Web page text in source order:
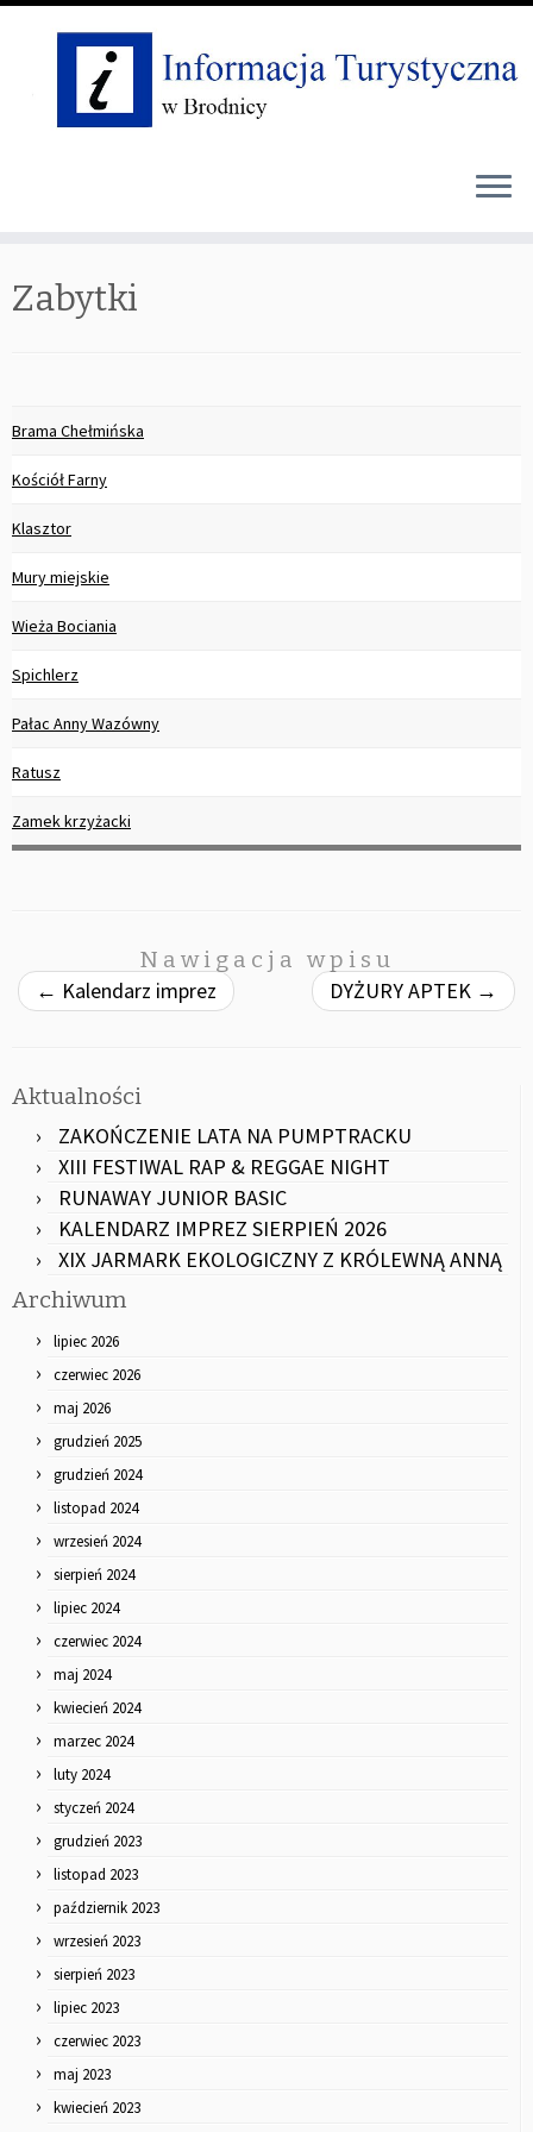
toZabytki
Brama Chełmińska
Kościół Farny
Klasztor
Mury miejskie
Wieża Bociania
Spichlerz
Pałac Anny Wazówny
Ratusz
Zamek krzyżacki
Nawigacja wpisu
← Kalendarz imprez DYŻURY APTEK →
Aktualności
ZAKOŃCZENIE LATA NA PUMPTRACKU
XIII FESTIWAL RAP & REGGAE NIGHT
RUNAWAY JUNIOR BASIC
KALENDARZ IMPREZ SIERPIEŃ 2026
XIX JARMARK EKOLOGICZNY Z KRÓLEWNĄ ANNĄ
Archiwum
lipiec 2026
czerwiec 2026
maj 2026
grudzień 2025
grudzień 2024
listopad 2024
wrzesień 2024
sierpień 2024
lipiec 2024
czerwiec 2024
maj 2024
kwiecień 2024
marzec 2024
luty 2024
styczeń 2024
grudzień 2023
listopad 2023
październik 2023
wrzesień 2023
sierpień 2023
lipiec 2023
czerwiec 2023
maj 2023
kwiecień 2023